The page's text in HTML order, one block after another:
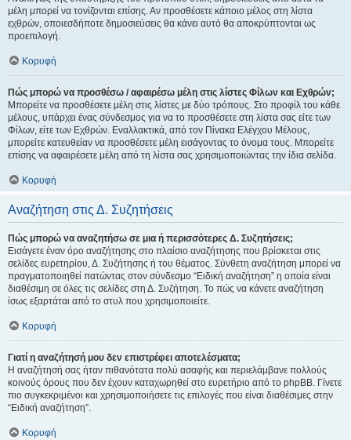
μέλη μπορεί να τονίζονται επίσης. Αν προσθέσετε κάποιο μέλος στη λίστα
εχθρών, οποιεσδήποτε δημοσιεύσεις θα κάνει αυτό θα αποκρύπτονται ως
προεπιλογή.
Κορυφή
Πώς μπορώ να προσθέσω / αφαιρέσω μέλη στις λίστες Φίλων και Εχθρών;
Μπορείτε να προσθέσετε μέλη στις λίστες με δύο τρόπους. Στο προφίλ του κάθε
μέλους, υπάρχει ένας σύνδεσμος για να το προσθέσετε στη λίστα σας είτε των
Φίλων, είτε των Εχθρών. Εναλλακτικά, από τον Πίνακα Ελέγχου Μέλους,
μπορείτε κατευθείαν να προσθέσετε μέλη εισάγοντας το όνομα τους. Μπορείτε
επίσης να αφαιρέσετε μέλη από τη λίστα σας χρησιμοποιώντας την ίδια σελίδα.
Κορυφή
Αναζήτηση στις Δ. Συζητήσεις
Πώς μπορώ να αναζητήσω σε μια ή περισσότερες Δ. Συζητήσεις;
Εισάγετε έναν όρο αναζήτησης στο πλαίσιο αναζήτησης που βρίσκεται στις
σελίδες ευρετηρίου, Δ. Συζήτησης ή του θέματος. Σύνθετη αναζήτηση μπορεί να
πραγματοποιηθεί πατώντας στον σύνδεσμο “Ειδική αναζήτηση” η οποία είναι
διαθέσιμη σε όλες τις σελίδες στη Δ. Συζήτηση. Το πώς να κάνετε αναζήτηση
ίσως εξαρτάται από το στυλ που χρησιμοποιείτε.
Κορυφή
Γιατί η αναζήτησή μου δεν επιστρέφει αποτελέσματα;
Η αναζήτησή σας ήταν πιθανότατα πολύ ασαφής και περιελάμβανε πολλούς
κοινούς όρους που δεν έχουν καταχωρηθεί στο ευρετήριο από το phpBB. Γίνετε
πιο συγκεκριμένοι και χρησιμοποιήσετε τις επιλογές που είναι διαθέσιμες στην
“Ειδική αναζήτηση”.
Κορυφή